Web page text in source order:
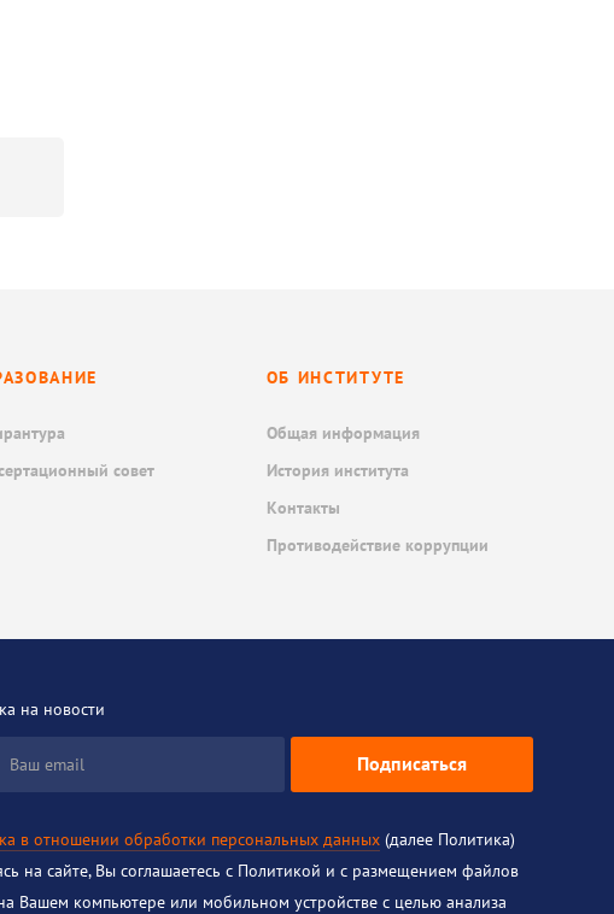
совет
ОБ ИНСТИТУТЕ
Общая информация
История института
Контакты
Противодействие коррупции
на новости
Ваш email Подписаться
в отношении обработки персональных данных(далее Политика)
на сайте, Вы соглашаетесь с Политикой и с размещением файлов
Вашем компьютере или мобильном устройстве с целью анализа